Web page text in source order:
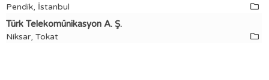
Pendik, İstanbul
Türk Telekomünikasyon A. Ş.
Niksar, Tokat